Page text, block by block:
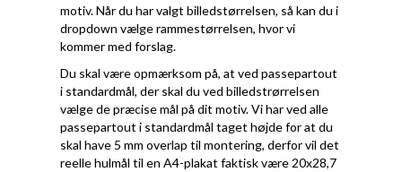
motiv. Når du har valgt billedstørrelsen, så kan du i
dropdown vælge rammestørrelsen, hvor vi
kommer med forslag.
Du skal være opmærksom på, at ved passepartout
i standardmål, der skal du ved billedstrørrelsen
vælge de præcise mål på dit motiv. Vi har ved alle
passepartout i standardmål taget højde for at du
skal have 5 mm overlap til montering, derfor vil det
reelle hulmål til en A4-plakat faktisk være 20x28,7